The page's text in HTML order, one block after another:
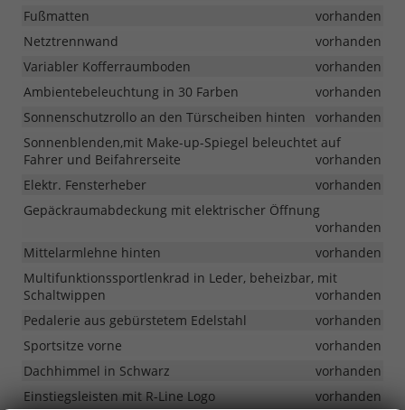
Fußmatten
vorhanden
Netztrennwand
vorhanden
Variabler Kofferraumboden
vorhanden
Ambientebeleuchtung in 30 Farben
vorhanden
Sonnenschutzrollo an den Türscheiben hinten
vorhanden
Sonnenblenden,mit Make-up-Spiegel beleuchtet auf
Fahrer und Beifahrerseite
vorhanden
Elektr. Fensterheber
vorhanden
Gepäckraumabdeckung mit elektrischer Öffnung
vorhanden
Mittelarmlehne hinten
vorhanden
Multifunktionssportlenkrad in Leder, beheizbar, mit
Schaltwippen
vorhanden
Pedalerie aus gebürstetem Edelstahl
vorhanden
Sportsitze vorne
vorhanden
Dachhimmel in Schwarz
vorhanden
Einstiegsleisten mit R-Line Logo
vorhanden